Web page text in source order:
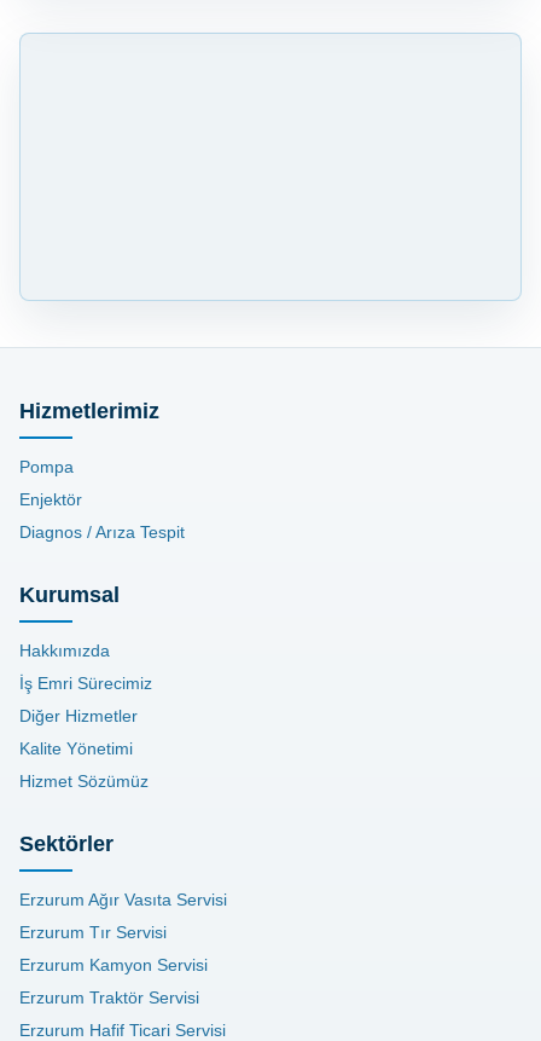
Hizmetlerimiz
Pompa
Enjektör
Diagnos / Arıza Tespit
Kurumsal
Hakkımızda
İş Emri Sürecimiz
Diğer Hizmetler
Kalite Yönetimi
Hizmet Sözümüz
Sektörler
Erzurum Ağır Vasıta Servisi
Erzurum Tır Servisi
Erzurum Kamyon Servisi
Erzurum Traktör Servisi
Erzurum Hafif Ticari Servisi